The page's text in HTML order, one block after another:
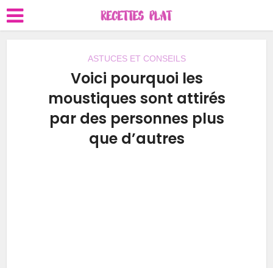
ASTUCES ET CONSEILS
Voici pourquoi les
moustiques sont attirés
par des personnes plus
que d’autres